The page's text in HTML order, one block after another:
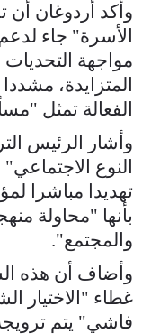
الأسرة" جاء
مواجهة التحديات
المتزايدة،
الفعالة تمثل
وأشار الرئيس
النوع
تهديدا مباشرا
بأنها "محاولة
والمجتمع".
وأضاف أن هذه
غطاء
فاشي" يتم